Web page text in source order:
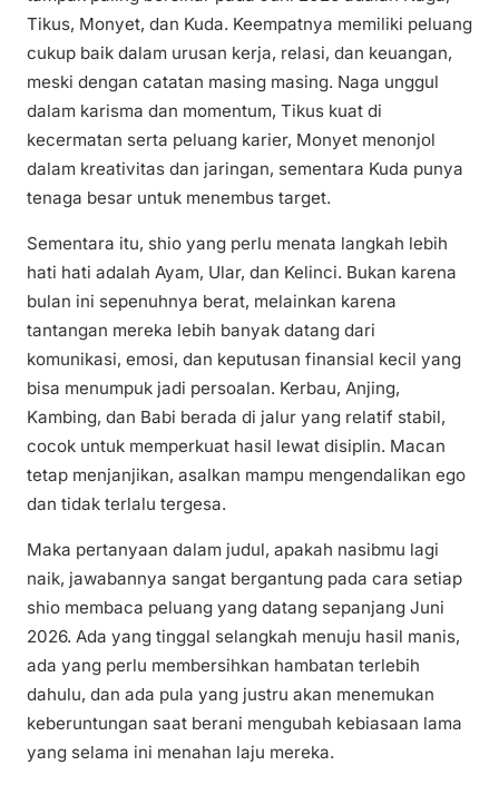
Tikus, Monyet, dan Kuda. Keempatnya memiliki peluang
cukup baik dalam urusan kerja, relasi, dan keuangan,
meski dengan catatan masing masing. Naga unggul
dalam karisma dan momentum, Tikus kuat di
kecermatan serta peluang karier, Monyet menonjol
dalam kreativitas dan jaringan, sementara Kuda punya
tenaga besar untuk menembus target.
Sementara itu, shio yang perlu menata langkah lebih
hati hati adalah Ayam, Ular, dan Kelinci. Bukan karena
bulan ini sepenuhnya berat, melainkan karena
tantangan mereka lebih banyak datang dari
komunikasi, emosi, dan keputusan finansial kecil yang
bisa menumpuk jadi persoalan. Kerbau, Anjing,
Kambing, dan Babi berada di jalur yang relatif stabil,
cocok untuk memperkuat hasil lewat disiplin. Macan
tetap menjanjikan, asalkan mampu mengendalikan ego
dan tidak terlalu tergesa.
Maka pertanyaan dalam judul, apakah nasibmu lagi
naik, jawabannya sangat bergantung pada cara setiap
shio membaca peluang yang datang sepanjang Juni
2026. Ada yang tinggal selangkah menuju hasil manis,
ada yang perlu membersihkan hambatan terlebih
dahulu, dan ada pula yang justru akan menemukan
keberuntungan saat berani mengubah kebiasaan lama
yang selama ini menahan laju mereka.